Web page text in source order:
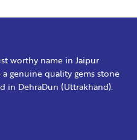
worthy name in Jaipur
a genuine quality gems stone
in DehraDun (Uttrakhand).